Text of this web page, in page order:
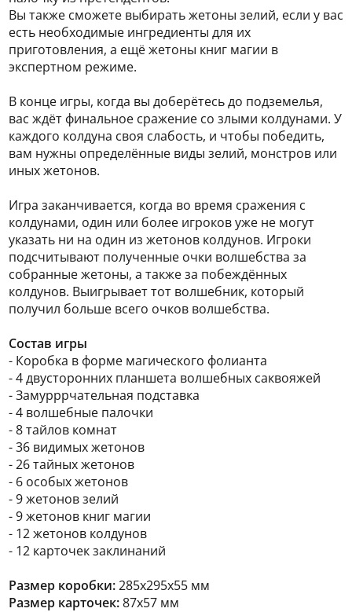
Вы также сможете выбирать жетоны зелий, если у вас
есть необходимые ингредиенты для их
приготовления, а ещё жетоны книг магии в
экспертном режиме.
В конце игры, когда вы доберётесь до подземелья,
вас ждёт финальное сражение со злыми колдунами. У
каждого колдуна своя слабость, и чтобы победить,
вам нужны определённые виды зелий, монстров или
иных жетонов.
Игра заканчивается, когда во время сражения с
колдунами, один или более игроков уже не могут
указать ни на один из жетонов колдунов. Игроки
подсчитывают полученные очки волшебства за
собранные жетоны, а также за побеждённых
колдунов. Выигрывает тот волшебник, который
получил больше всего очков волшебства.
Состав игры
- Коробка в форме магического фолианта
- 4 двусторонних планшета волшебных саквояжей
- Замурррчательная подставка
- 4 волшебные палочки
- 8 тайлов комнат
- 36 видимых жетонов
- 26 тайных жетонов
- 6 особых жетонов
- 9 жетонов зелий
- 9 жетонов книг магии
- 12 жетонов колдунов
- 12 карточек заклинаний
Размер коробки:285х295х55 мм
Размер карточек:87х57 мм